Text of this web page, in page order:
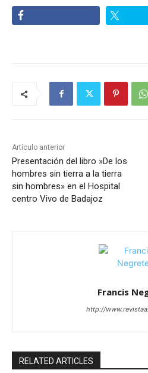
Artículo anterior
Presentación del libro »De los
hombres sin tierra a la tierra
sin hombres» en el Hospital
centro Vivo de Badajoz
Francis
http://
RELATED ARTICLES